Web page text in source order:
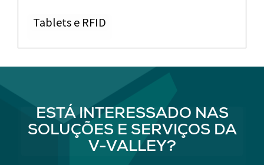
Tablets e RFID
ESTÁ INTERESSADO NAS
SOLUÇÕES E SERVIÇOS DA
V-VALLEY?